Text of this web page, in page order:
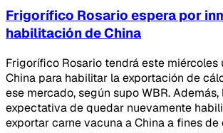
Frigorífico Rosario espera por
habilitación de China
Frigorífico Rosario tendrá este miércoles
China para habilitar la exportación de
ese mercado, según supo WBR.
expectativa de quedar nuevamente
exportar carne vacuna a China a fines de